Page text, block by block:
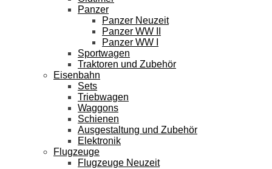
Panzer
Panzer Neuzeit
Panzer WW II
Panzer WW I
Sportwagen
Traktoren und Zubehör
Eisenbahn
Sets
Triebwagen
Waggons
Schienen
Ausgestaltung und Zubehör
Elektronik
Flugzeuge
Flugzeuge Neuzeit